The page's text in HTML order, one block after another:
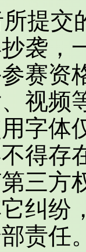
提
袭，
赛资
视频
字体
得存
三方
纠纷
责任